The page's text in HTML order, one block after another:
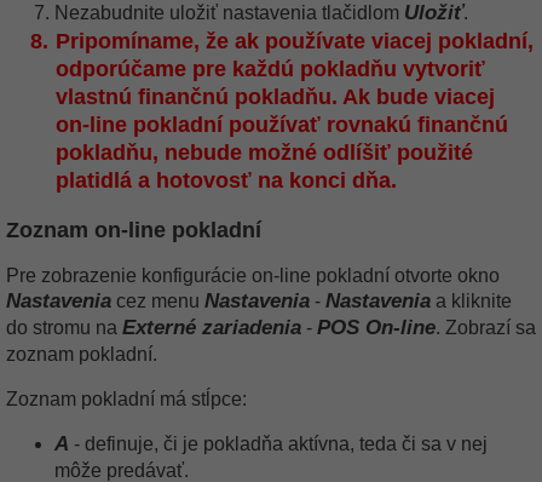
Nezabudnite uložiť nastavenia tlačidlom Uložiť.
Pripomíname, že ak používate viacej pokladní,
odporúčame pre každú pokladňu vytvoriť
vlastnú finančnú pokladňu. Ak bude viacej
on-line pokladní používať rovnakú finančnú
pokladňu, nebude možné odlíšiť použité
platidlá a hotovosť na konci dňa.
Zoznam on-line pokladní
Pre zobrazenie konfigurácie on-line pokladní otvorte okno
Nastavenia cez menu Nastavenia - Nastavenia a kliknite
do stromu na Externé zariadenia - POS On-line. Zobrazí sa
zoznam pokladní.
Zoznam pokladní má stĺpce:
A - definuje, či je pokladňa aktívna, teda či sa v nej
môže predávať.